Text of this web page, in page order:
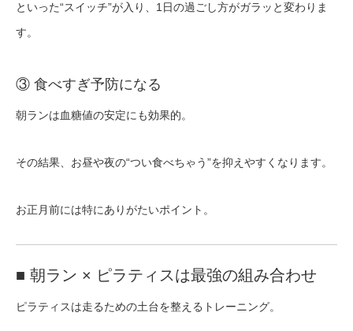
といった“スイッチ”が入り、1日の過ごし方がガラッと変わりま
す。
③ 食べすぎ予防になる
朝ランは血糖値の安定にも効果的。
その結果、お昼や夜の“つい食べちゃう”を抑えやすくなります。
お正月前には特にありがたいポイント。
■ 朝ラン × ピラティスは最強の組み合わせ
ピラティスは走るための土台を整えるトレーニング。